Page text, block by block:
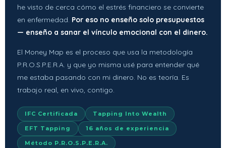
he visto de cerca cómo el estrés financiero se convierte
en enfermedad. Por eso no enseño solo presupuestos
— enseño a sanar el vínculo emocional con el dinero.
El Money Map es el proceso que usa la metodología
P.R.O.S.P.E.R.A. y que yo misma usé para entender qué
me estaba pasando con mi dinero. No es teoría. Es
trabajo real, en vivo, contigo.
IFC Certificada Tapping Into Wealth
EFT Tapping 16 años de experiencia
Método P.R.O.S.P.E.R.A.